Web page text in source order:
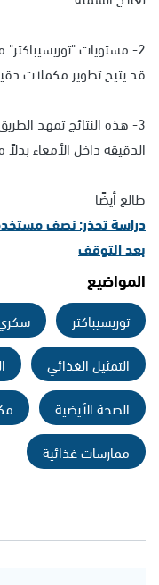
2- مستويات
قد يتيح تطوير مكملات
3- هذه النتائج تمهد
الدقيقة داخل الأمعاء
طالع أيضًا
دراسة تحذر: نصف
بعد التوقف
المواضيع
توريسيباكتر سكري
التمثيل الغذائي
الصحة الأيضية
ممارسات غذائية